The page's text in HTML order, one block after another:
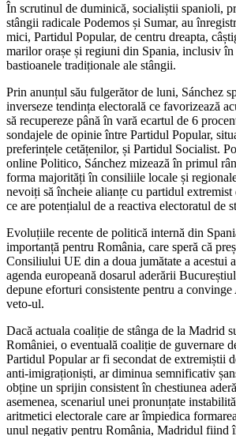
În scrutinul de duminică, socialiștii spanioli,
stângii radicale Podemos și Sumar, au
mici, Partidul Popular, de centru dreapta,
marilor orașe și regiuni din Spania, inclusiv
bastioanele tradiționale ale stângii.
Prin anunțul său fulgerător de luni, Sánchez
inverseze tendința electorală ce favorizează
să recupereze până în vară ecartul de 6
sondajele de opinie între Partidul Popular,
preferințele cetățenilor, și Partidul Socialist.
online Politico, Sánchez mizează în primul
forma majorități în consiliile locale și
nevoiți să încheie alianțe cu partidul extremist
ce are potențialul de a reactiva electoratul de
Evoluțiile recente de politică internă din
importanță pentru România, care speră că
Consiliului UE din a doua jumătate a acestui
agenda europeană dosarul aderării
depune eforturi consistente pentru a convinge
veto-ul.
Dacă actuala coaliție de stânga de la Madrid
României, o eventuală coaliție de guvernare
Partidul Popular ar fi secondat de extremiștii
anti-imigraționiști, ar diminua semnificativ
obține un sprijin consistent în chestiunea
asemenea, scenariul unei pronunțate
aritmetici electorale care ar împiedica
unul negativ pentru România, Madridul fiind